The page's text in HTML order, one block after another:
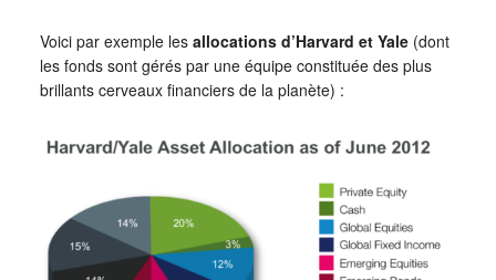
Voici par exemple les allocations d’Harvard et Yale(dont
les fonds sont gérés par une équipe constituée des plus
brillants cerveaux financiers de la planète) :